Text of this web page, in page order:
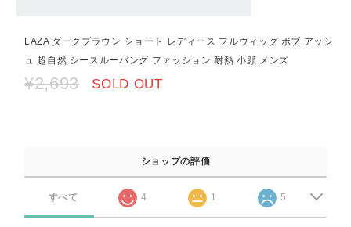
LAZA ダークブラウン ショート レディース フルウィッグ ボブ アッシ
ュ 超自然 シースルーバング ファッション 耐熱 小顔 メンズ
¥2,693 SOLD OUT
ショップの評価
すべて 4 1 5